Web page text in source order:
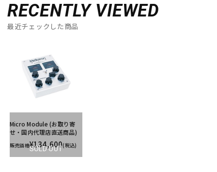
RECENTLY VIEWED
最近チェックした商品
SOLD OUT
Micro Module (お取り寄
せ・国内代理店直送商品)
販売価格¥134,600(税込)